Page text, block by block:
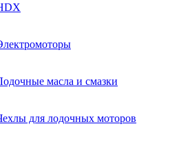
масла и смазки
для лодочных моторов